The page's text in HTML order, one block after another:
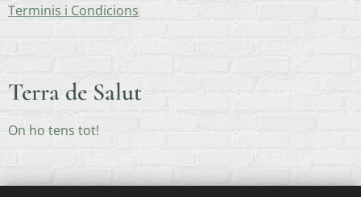
Terminis i Condicions
Terra de Salut
On ho tens tot!